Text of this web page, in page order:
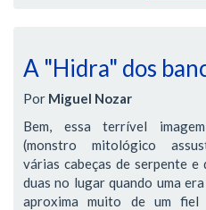
A "Hidra" dos
Por Miguel Nozar
Bem, essa terrível
(monstro mitológico
várias cabeças de serpente e
duas no lugar quando uma
aproxima muito de um